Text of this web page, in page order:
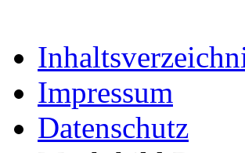
Impressum
Datenschutz